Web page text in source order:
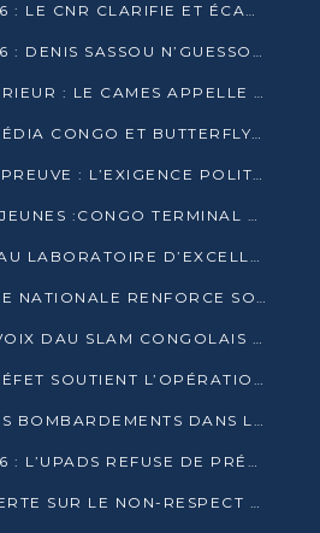
PRÉSIDENTIELLE 2026 : LE CNR CLARIFIE ET ÉCARTE LA CANDIDATURE DU PASTEUR NTUMI
PRÉSIDENTIELLE 2026 : DENIS SASSOU N’GUESSO ANNONCE OFFICIELLEMENT SA CANDIDATURE
ENSEIGNEMENT SUPÉRIEUR : LE CAMES APPELLE À UNE UNIVERSITÉ AFRICAINE AXÉE SUR L’EMPLOYABILITÉ
BRAZZAVILLE : WIKIPÉDIA CONGO ET BUTTERFLY SCELLENT UN PARTENARIAT POUR STRUCTURER LE BÉNÉVOLAT NUMÉRIQUE
GOUVERNER PAR LA PREUVE : L’EXIGENCE POLITIQUE DU XXIᵉ SIÈCLE
EMPLOYABILITÉ DES JEUNES :CONGO TERMINAL S’ALLIE À L’ESCIC POUR RAPPROCHER L’ÉCOLE DU TERRAIN
MOUYONDZI, NOUVEAU LABORATOIRE D’EXCELLENCE PÉDAGOGIQUE AVEC L’ENFICE
SCIENCE : L’ACADÉMIE NATIONALE RENFORCE SON ÉQUIPE ET TRACE SA FEUILLE DE ROUTE 2026
CARDY YOUELO, LA VOIX DAU SLAM CONGOLAIS QUI INTERPELLE LE MONDE
BRAZZAVILLE : LE PRÉFET SOUTIENT L’OPÉRATION « ZÉRO KULUNA » ET APPELLE À LA VIGILANCE CITOYENNE
LE CNR DÉNONCE DES BOMBARDEMENTS DANS LE POOL ET ACCUSE LE GOUVERNEMENT
PRÉSIDENTIELLE 2026 : L’UPADS REFUSE DE PRÉSENTER UN CANDIDAT ET DÉNONCE UN PROCESSUS NON CRÉDIBLE
FÉLIX TSHISEKEDI ALERTE SUR LE NON-RESPECT DES ENGAGEMENTS DE PAIX APRÈS SA RENCONTRE AVEC D. SASSOU-NGUESSO